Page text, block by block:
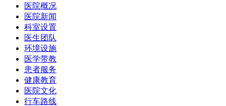
医院概况
医院新闻
科室设置
医生团队
环境设施
医学带教
患者服务
健康教育
医院文化
行车路线